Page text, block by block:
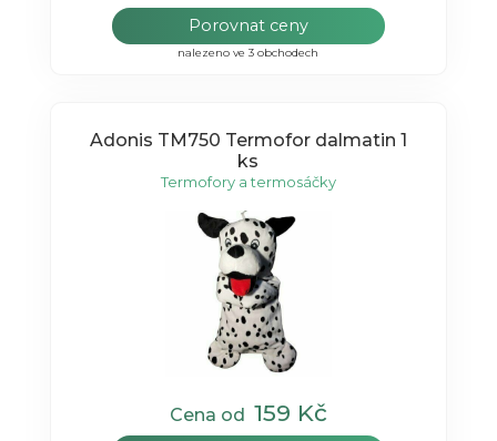
Porovnat ceny
nalezeno ve 3 obchodech
Adonis TM750 Termofor dalmatin 1
ks
Termofory a termosáčky
Cena od 159 Kč